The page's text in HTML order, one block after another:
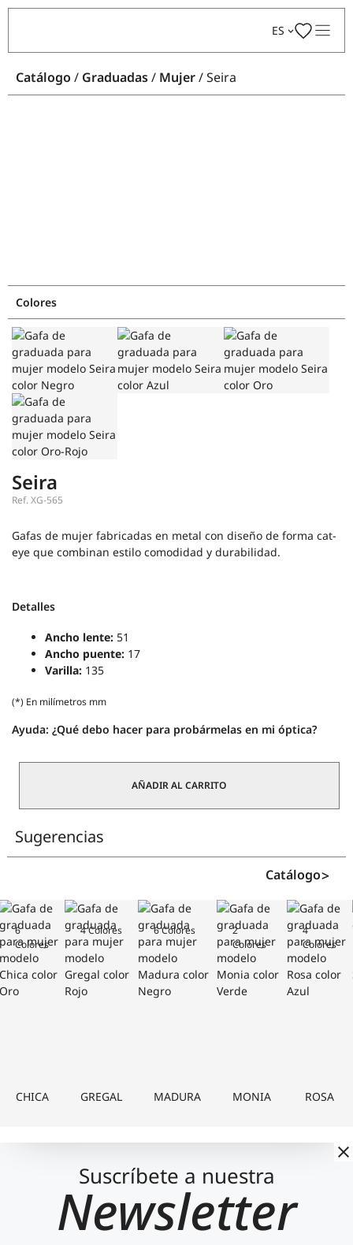
contenido
ES
Catálogo / Graduadas/ Mujer/ Seira
Seira
Ref.XG-565
Gafas de mujer fabricadas en metal con diseño de forma cat-
eye que combinan estilo comodidad y durabilidad.
Detalles
Ancho lente: 51
Ancho puente: 17
Varilla: 135
(*) En milímetros mm
Ayuda: ¿Qué debo hacer para probármelas en mi óptica?
AÑADIR AL CARRITO
Colores
Sugerencias
Catálogo
6
Colores
CHICA
4 Colores
GREGAL
6 Colores
MADURA
2
Colores
MONIA
4
Colores
ROSA
Suscríbete a nuestra
Newsletter